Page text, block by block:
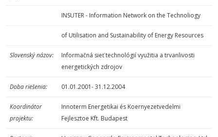
INSUTER - Information Network on the Technoliogy
of Utilisation and Sustainability of Energy Resources
Slovenský názov:
Informačná sieť technológií využitia a trvanlivosti
energetických zdrojov
Doba riešenia: 01.01.2001- 31.12.2004
Koordinátor
projektu:
Innoterm Energetikai és Koernyezetvedelmi
Fejlesztoe Kft. Budapest